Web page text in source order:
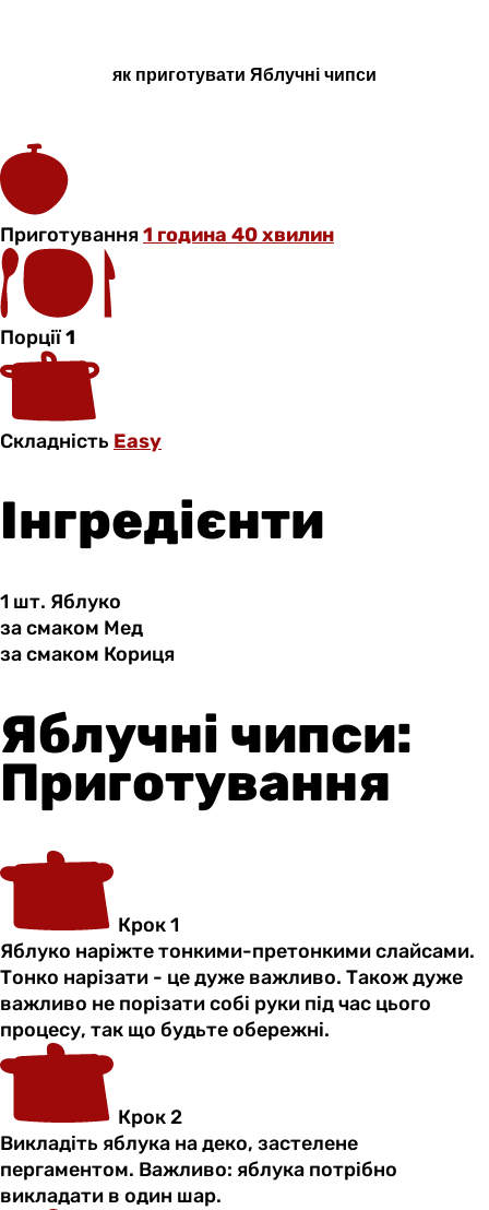
як приготувати Яблучні чипси
Приготування1 година 40 хвилин
Порції1
Складність Easy
Інгредієнти
1 шт. Яблуко
за смаком Мед
за смаком Кориця
Яблучні чипси:
Приготування
Крок 1
Яблуко наріжте тонкими-претонкими слайсами.
Тонко нарізати - це дуже важливо. Також дуже
важливо не порізати собі руки під час цього
процесу, так що будьте обережні.
Крок 2
Викладіть яблука на деко, застелене
пергаментом. Важливо: яблука потрібно
викладати в один шар.